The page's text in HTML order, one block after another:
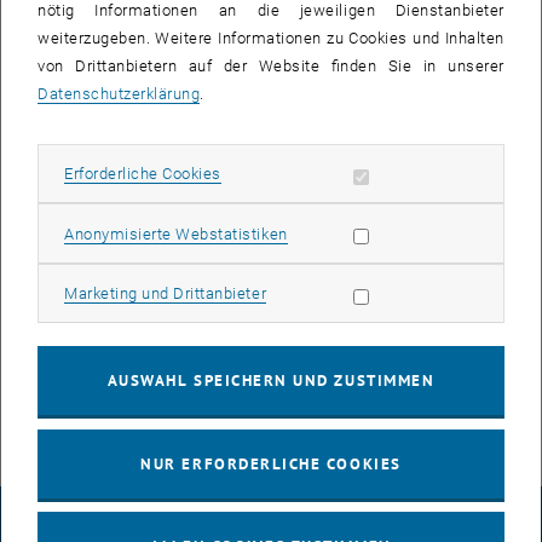
Übersicht
Zurück zu Aktuelles
Lehre
Forschung
nötig Informationen an die jeweiligen Dienstanbieter
weiterzugeben. Weitere Informationen zu Cookies und Inhalten
von Drittanbietern auf der Website finden Sie in unserer
Datenschutzerklärung
Erforderliche Cookies Erforderliche Cookies zulassen
Anonymisierte WebstatistikenStatistik Cookies zulassen
Marketing und DrittanbieterMarketing Cookies zulassen
AUSWAHL SPEICHERN UND ZUSTIMMEN
NUR ERFORDERLICHE COOKIES